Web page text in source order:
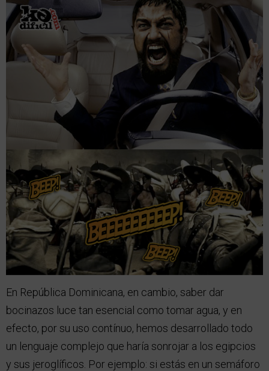
En República Dominicana, en cambio, saber dar
bocinazos luce tan esencial como tomar agua, y en
efecto, por su uso contínuo, hemos desarrollado todo
un lenguaje complejo que haría sonrojar a los egipcios
y sus jeroglíficos. Por ejemplo: si estás en un semáforo